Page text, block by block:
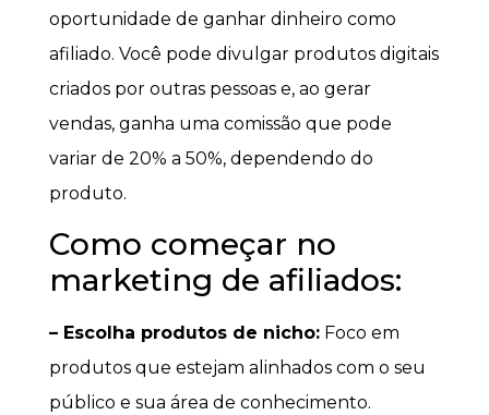
oportunidade de ganhar dinheiro como
afiliado. Você pode divulgar produtos digitais
criados por outras pessoas e, ao gerar
vendas, ganha uma comissão que pode
variar de 20% a 50%, dependendo do
produto.
Como começar no
marketing de afiliados:
– Escolha produtos de nicho: Foco em
produtos que estejam alinhados com o seu
público e sua área de conhecimento.